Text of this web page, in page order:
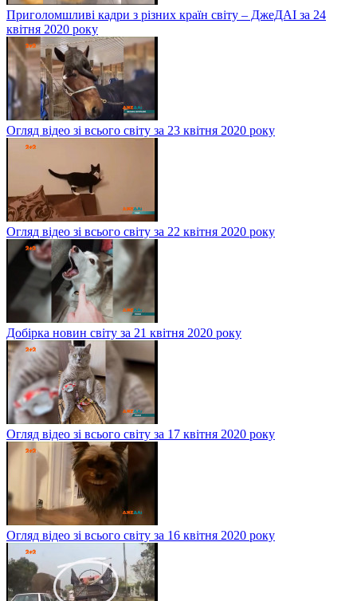
Приголомшливі кадри з різних країн світу – ДжеДАІ за 24
квітня 2020 року
Огляд відео зі всього світу за 23 квітня 2020 року
Огляд відео зі всього світу за 22 квітня 2020 року
Добірка новин світу за 21 квітня 2020 року
Огляд відео зі всього світу за 17 квітня 2020 року
Огляд відео зі всього світу за 16 квітня 2020 року